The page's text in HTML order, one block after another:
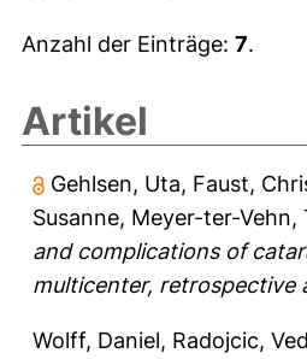
Anzahl der Einträge: 7.
Artikel
Gehlsen, Uta, Faust,
Susanne, Meyer-ter-Vehn,
and complications of
multicenter, retrospective
Wolff, Daniel, Radojcic,